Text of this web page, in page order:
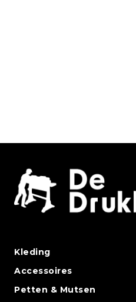
Kleding
Accessoires
Petten & Mutsen